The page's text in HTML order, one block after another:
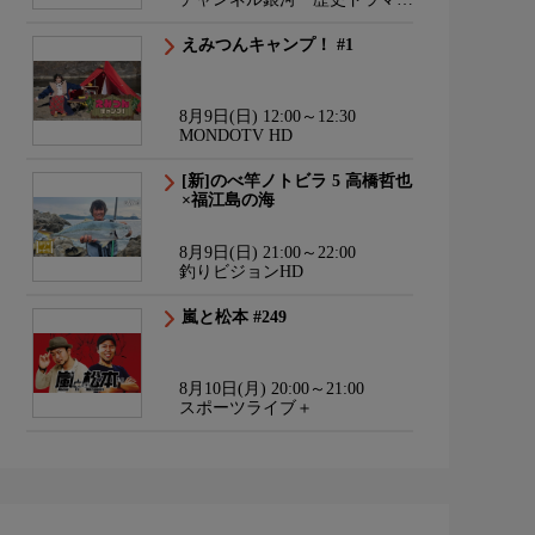
えみつんキャンプ！ #1
8月9日(日) 12:00～12:30
MONDOTV HD
[新]のべ竿ノトビラ 5 高橋哲也
×福江島の海
8月9日(日) 21:00～22:00
釣りビジョンHD
嵐と松本 #249
8月10日(月) 20:00～21:00
スポーツライブ＋